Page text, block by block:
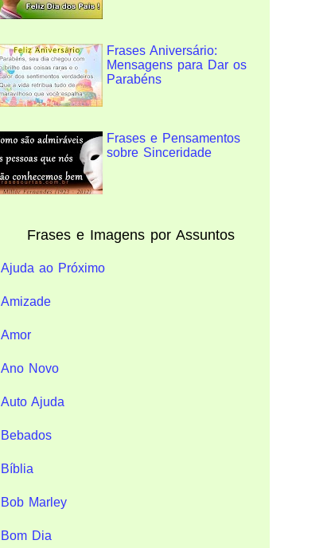
Frases Aniversário:
Mensagens para Dar os
Parabéns
Frases e Pensamentos
sobre Sinceridade
Frases e Imagens por Assuntos
Ajuda ao Próximo
Amizade
Amor
Ano Novo
Auto Ajuda
Bebados
Bíblia
Bob Marley
Bom Dia